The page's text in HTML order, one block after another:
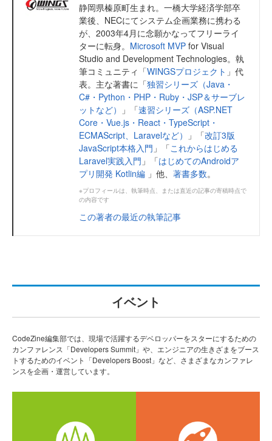
静岡県榛原町生まれ。一橋大学経済学部卒
業後、NECにてシステム企画業務に携わる
が、2003年4月に念願かなってフリーライ
ターに転身。 Microsoft MVP for Visual
Studio and Development Technologies。執
筆コミュニティ「WINGSプロジェクト 」代
表。主な著書に「独習シリーズ（Java・
C#・Python・PHP・Ruby・JSP＆サーブレ
ットなど）
」「速習シリーズ（ASP.NET
Core・Vue.js・React・TypeScript・
ECMAScript、Laravelなど）
」「改訂3版
JavaScript本格入門 」「これからはじめる
Laravel実践入門 」「はじめてのAndroidア
プリ開発 Kotlin編 」他、 著書多数。
※プロフィールは、執筆時点、または直近の記事の寄稿時点で
の内容です
この著者の最近の執筆記事
イベント
CodeZine編集部では、現場で活躍するデベロッパーをスターにするための
カンファレンス「Developers Summit」や、エンジニアの生きざまをブース
トするためのイベント「Developers Boost」など、さまざまなカンファレ
ンスを企画・運営しています。